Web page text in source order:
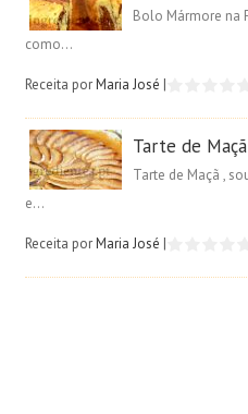
Bolo Mármore na
como...
Receita porMaria José |
Tarte de Maçã
Tarte de Maçã ,
e...
Receita porMaria José |